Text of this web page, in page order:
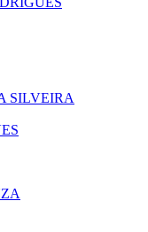
SILVEIRA